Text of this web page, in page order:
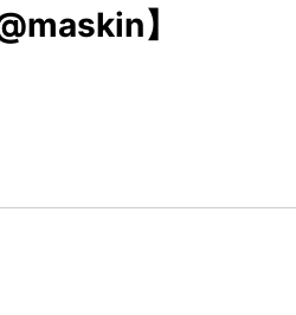
】
アップ業界のハードウェアからソフト
日本ではネットエイジ等に所属、大手企